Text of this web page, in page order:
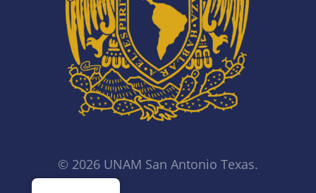
© 2026 UNAM San Antonio Texas.